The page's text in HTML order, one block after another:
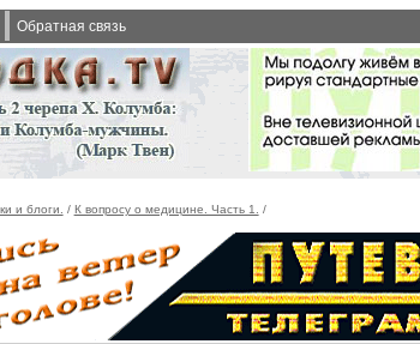
Обратная связь
и блоги. / К вопросу о медицине. Часть 1. /